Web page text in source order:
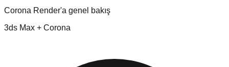
Corona Render'a genel bakış
3ds Max + Corona